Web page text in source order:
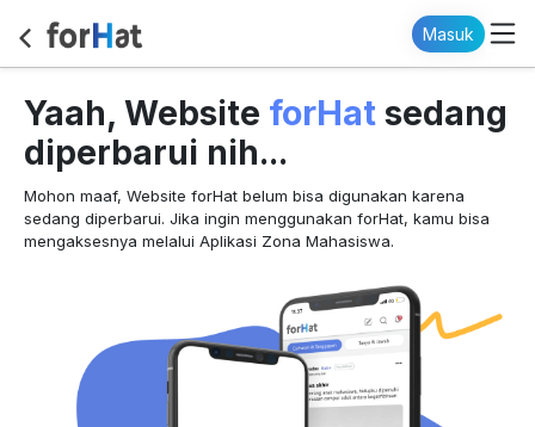
Masuk
Yaah, Website forHat sedang
diperbarui nih...
Mohon maaf, Website forHat belum bisa digunakan karena
sedang diperbarui. Jika ingin menggunakan forHat, kamu bisa
mengaksesnya melalui Aplikasi Zona Mahasiswa.